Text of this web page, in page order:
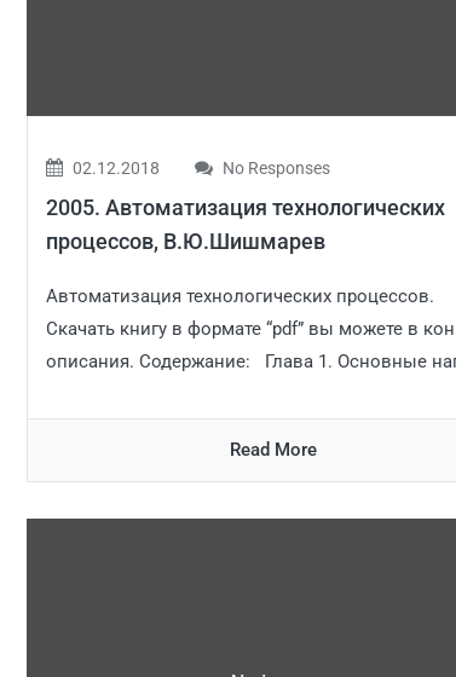
02.12.2018 No Responses
2005. Автоматизация технологических
процессов, В.Ю.Шишмарев
Автоматизация технологических процессов.
Скачать книгу в формате “pdf” вы можете в
описания. Содержание: Глава 1. Основные
Read More